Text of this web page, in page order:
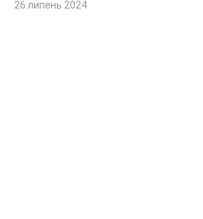
26 липень 2024